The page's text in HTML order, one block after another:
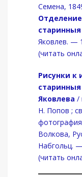
Семена,
Яковлев. —
(читать
Рисунки к
Яковлева /
Н. Попов ;
Волкова,
Набгольц.
(читать